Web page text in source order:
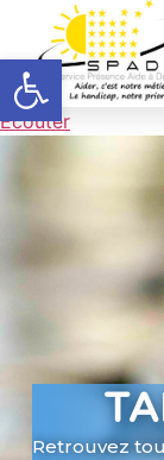
Ouvrir la barre d’outils
Ecouter
Retrouvez